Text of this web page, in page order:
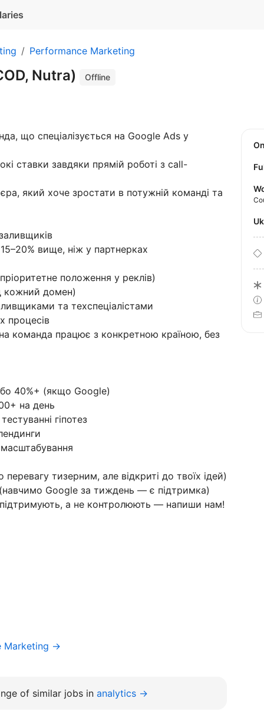
Performance Marketing
Nutra) Offline
що спеціалізується на Google Ads у
ставки завдяки прямій роботі з call-
який хоче зростати в потужній команді та
вище, ніж у партнерках
положення у реклів)
кожний домен)
та техспеціалістами
процесів
команда працює з конкретною країною, без
40%+ (якщо Google)
на день
гіпотез
масштабування
тизерним, але відкриті до твоїх ідей)
Google за тиждень — є підтримка)
а не контролюють — напиши нам!
Marketing →
of similar jobs in analytics →